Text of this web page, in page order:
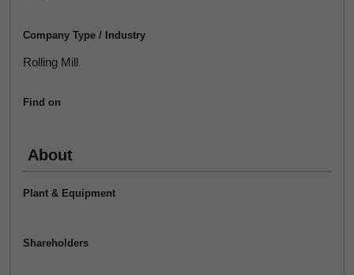
Company Type / Industry
Rolling Mill
Find on
About
Plant & Equipment
Shareholders